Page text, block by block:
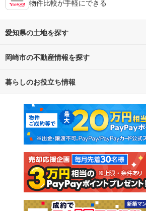
物件比較が手軽にできる
愛知県の土地を探す
路線・駅から探す
通勤・通学時間から探す
岡崎市の不動産情報を探す
不動産・住宅
新築マンション 中古マ
新築一戸建て 中古一
注文住宅 土地
売却査定
暮らしのお役立ち情報
マンションカタログ 教えて